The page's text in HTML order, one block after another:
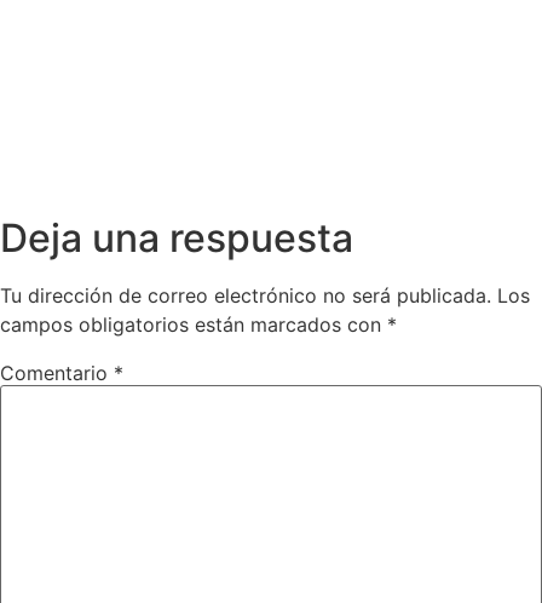
Deja una respuesta
Tu dirección de correo electrónico no será publicada. Los
campos obligatorios están marcados con *
Comentario *